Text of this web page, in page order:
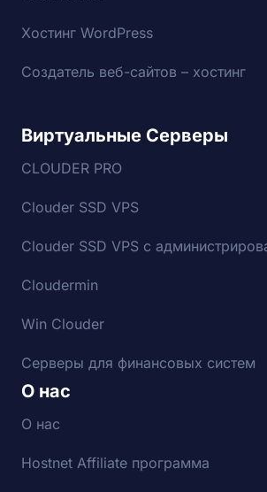
Хостинг WordPress
Создатель веб-сайтов – хостинг
Виртуальные Серверы
CLOUDER PRO
Clouder SSD VPS
Clouder SSD VPS с
Cloudermin
Win Clouder
Серверы для финансовых систем
О нас
О нас
Hostnet Affiliate программа